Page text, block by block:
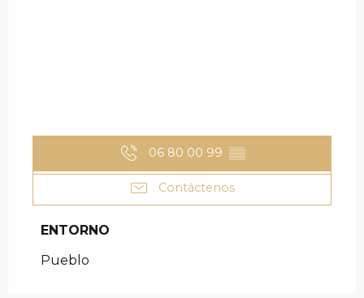
06 80 00 99 ▒▒
Contáctenos
ENTORNO
ENTORNO
Pueblo